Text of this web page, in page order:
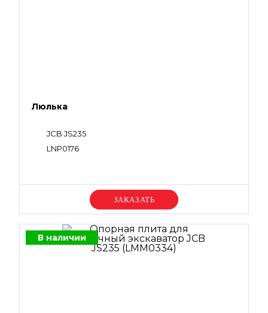
Люлька
JCB JS235
LNP0176
Уточняйте цену
В наличии